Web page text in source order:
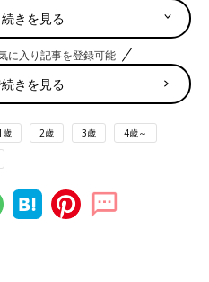
きを見る
に入り記事を登録可能
きを見る
歳 2歳 3歳 4歳～